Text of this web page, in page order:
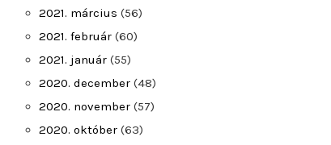
2021. március (56)
2021. február (60)
2021. január (55)
2020. december (48)
2020. november (57)
2020. október (63)